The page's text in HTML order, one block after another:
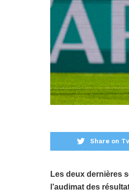
Share on
Les deux dernières
l’audimat des